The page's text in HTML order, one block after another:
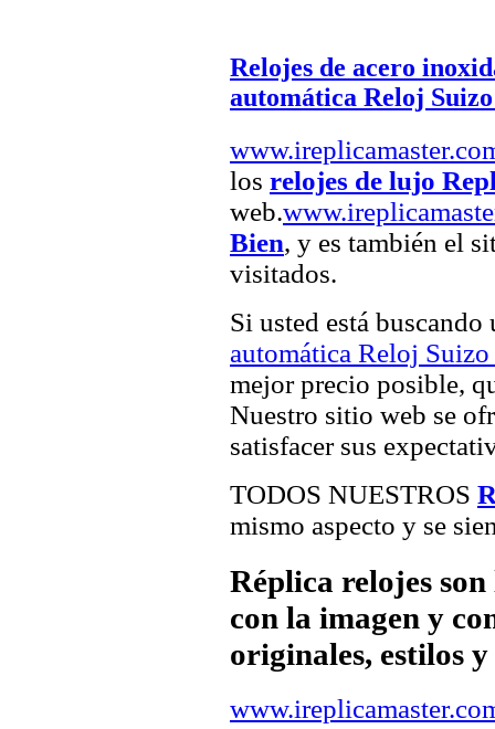
Relojes de acero
automática Reloj
los relojes de lujo
web.
Bien, y es también el
visitados.
Si usted está buscando
automática Reloj
mejor precio posible,
Nuestro sitio web se
satisfacer sus
TODOS NUESTROS
mismo aspecto y se
Réplica relojes
con la imagen y
originales, estilos